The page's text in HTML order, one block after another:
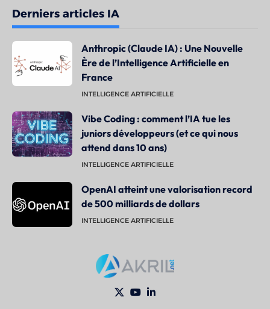
Derniers articles IA
Anthropic (Claude IA) : Une Nouvelle
Ère de l’Intelligence Artificielle en
France
INTELLIGENCE ARTIFICIELLE
Vibe Coding : comment l’IA tue les
juniors développeurs (et ce qui nous
attend dans 10 ans)
INTELLIGENCE ARTIFICIELLE
OpenAI atteint une valorisation record
de 500 milliards de dollars
INTELLIGENCE ARTIFICIELLE